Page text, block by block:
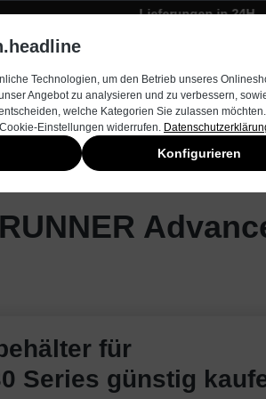
Lieferungen in 24H
für
Series günstig
Technologien, um den Betrieb unseres
Angebot zu analysieren und zu verbessern,
welche Kategorien Sie zulassen
Einstellungen widerrufen.
Konfigurieren